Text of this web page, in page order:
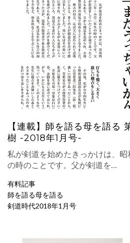
【連載】師を語る母を語る
樹 -2018年1月号-
私が剣道を始めたきっかけは、
の時のことです。父が剣道を…
有料記事
師を語る母を語る
剣道時代2018年1月号